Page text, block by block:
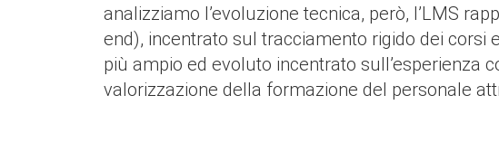
analizziamo l’evoluzione tecnica, però, l’LMS
end), incentrato sul tracciamento rigido dei
più ampio ed evoluto incentrato sull’esperienza
valorizzazione della formazione del personale